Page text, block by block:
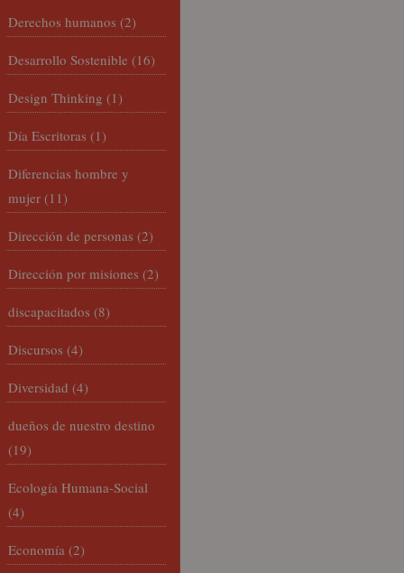
Derechos humanos (2)
Desarrollo Sostenible (16)
Design Thinking (1)
Día Escritoras (1)
Diferencias hombre y
mujer (11)
Dirección de personas (2)
Dirección por misiones (2)
discapacitados (8)
Discursos (4)
Diversidad (4)
dueños de nuestro destino
(19)
Ecología Humana-Social
(4)
Economía (2)